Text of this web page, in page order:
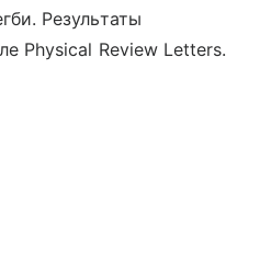
Результаты
Physical Review Letters.